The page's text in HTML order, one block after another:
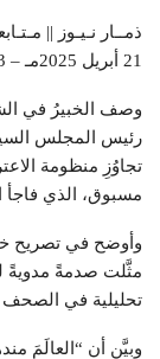
ذمــار نـيـوز ||
21 أبريل 2025مـ – 23 شوال 1446هـ
وصف الخبيرُ في
رئيس المجلس
تجاوُزِ منظومة
مسبوق، الذي فاجأ
وأوضح في تصريح
مثَّلت صدمةً مدويةً
تحليلية في الصحف
وبيَّن أن “العالَمَ